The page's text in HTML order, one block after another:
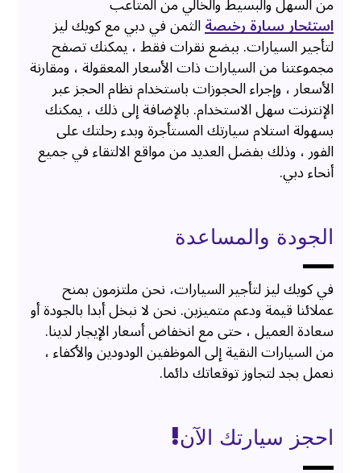
استئجار سيارة رخيصةالثمن في دبي مع كويك ليز
لتأجير السيارات. ببضع نقرات فقط ، يمكنك تصفح
مجموعتنا من السيارات ذات الأسعار المعقولة ، ومقارنة
الأسعار ، وإجراء الحجوزات باستخدام نظام الحجز عبر
الإنترنت سهل الاستخدام. بالإضافة إلى ذلك ، يمكنك
بسهولة استلام سيارتك المستأجرة وبدء رحلتك على
الفور ، وذلك بفضل العديد من مواقع الالتقاء في جميع
أنحاء دبي.
الجودة والمساعدة
في كويك ليز لتأجير السيارات، نحن ملتزمون بمنح
عملائنا قيمة ودعم متميزين. نحن لا نبخل أبدا بالجودة أو
سعادة العميل ، حتى مع انخفاض أسعار الإيجار لدينا.
من السيارات النقية إلى الموظفين الودودين والأكفاء ،
نعمل بجد لتجاوز توقعاتك دائما.
احجز سيارتك الآن!